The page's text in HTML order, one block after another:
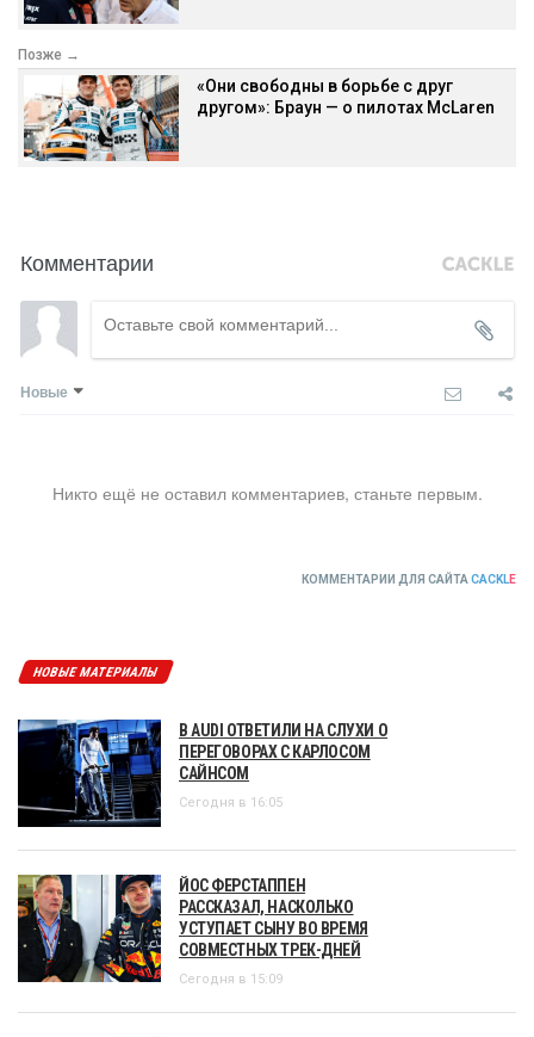
Позже →
«Они свободны в борьбе с друг
другом»: Браун — о пилотах McLaren
Комментарии
Новые
Никто ещё не оставил комментариев, станьте первым.
КОММЕНТАРИИ ДЛЯ САЙТАCACKLE
НОВЫЕ МАТЕРИАЛЫ
В AUDI ОТВЕТИЛИ НА СЛУХИ О
ПЕРЕГОВОРАХ С КАРЛОСОМ
САЙНСОМ
Сегодня в 16:05
ЙОС ФЕРСТАППЕН
РАССКАЗАЛ, НАСКОЛЬКО
УСТУПАЕТ СЫНУ ВО ВРЕМЯ
СОВМЕСТНЫХ ТРЕК-ДНЕЙ
Сегодня в 15:09